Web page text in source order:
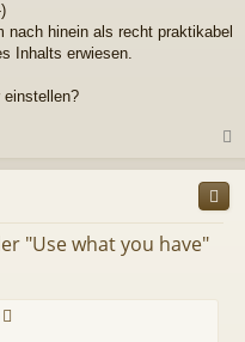
hinein als recht praktikabel
Inhalts erwiesen.
einstellen?
c
"Use what you have"